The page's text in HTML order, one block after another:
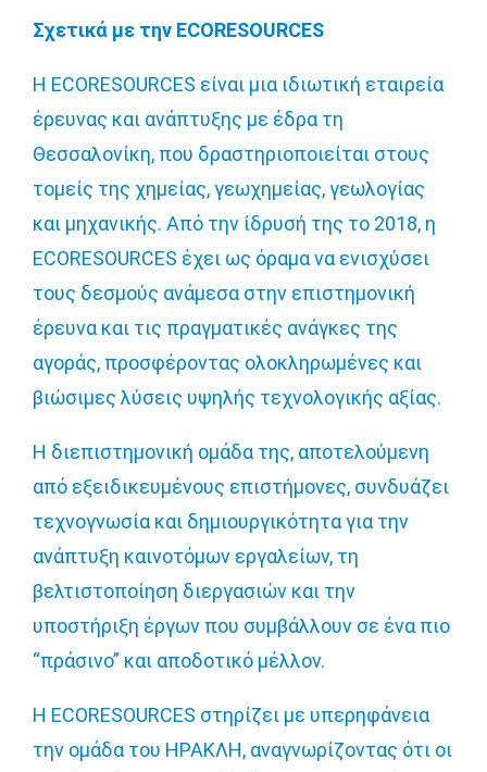
Σχετικά με την ECORESOURCES
Η ECORESOURCES είναι μια ιδιωτική εταιρεία
έρευνας και ανάπτυξης με έδρα τη
Θεσσαλονίκη, που δραστηριοποιείται στους
τομείς της χημείας, γεωχημείας, γεωλογίας
και μηχανικής. Από την ίδρυσή της το 2018, η
ECORESOURCES έχει ως όραμα να ενισχύσει
τους δεσμούς ανάμεσα στην επιστημονική
έρευνα και τις πραγματικές ανάγκες της
αγοράς, προσφέροντας ολοκληρωμένες και
βιώσιμες λύσεις υψηλής τεχνολογικής αξίας.
Η διεπιστημονική ομάδα της, αποτελούμενη
από εξειδικευμένους επιστήμονες, συνδυάζει
τεχνογνωσία και δημιουργικότητα για την
ανάπτυξη καινοτόμων εργαλείων, τη
βελτιστοποίηση διεργασιών και την
υποστήριξη έργων που συμβάλλουν σε ένα πιο
“πράσινο” και αποδοτικό μέλλον.
Η ECORESOURCES στηρίζει με υπερηφάνεια
την ομάδα του ΗΡΑΚΛΗ, αναγνωρίζοντας ότι οι